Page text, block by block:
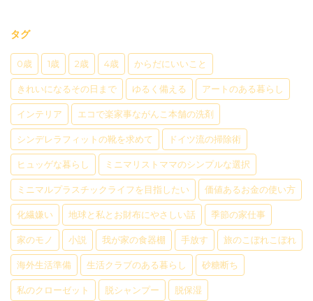
タグ
0歳 1歳 2歳 4歳 からだにいいこと
きれいになるその日まで ゆるく備える アートのある暮らし
インテリア エコで楽家事ながんこ本舗の洗剤
シンデレラフィットの靴を求めて ドイツ流の掃除術
ヒュッゲな暮らし ミニマリストママのシンプルな選択
ミニマルプラスチックライフを目指したい 価値あるお金の使い方
化繊嫌い 地球と私とお財布にやさしい話 季節の家仕事
家のモノ 小説 我が家の食器棚 手放す 旅のこぼれこぼれ
海外生活準備 生活クラブのある暮らし 砂糖断ち
私のクローゼット 脱シャンプー 脱保湿